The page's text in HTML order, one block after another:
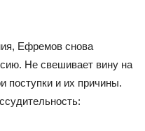
Ефремов снова
Не свешивает вину на
поступки и их причины.